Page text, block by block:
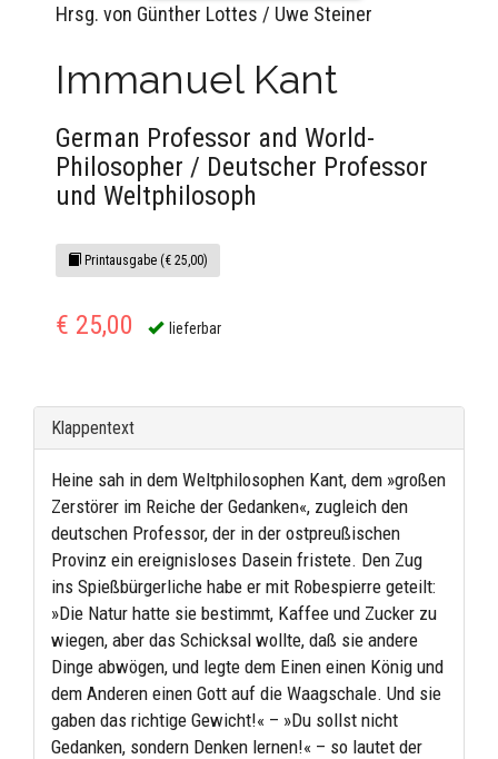
Hrsg. von Günther Lottes / Uwe Steiner
Immanuel Kant
German Professor and World-
Philosopher / Deutscher Professor
und Weltphilosoph
Printausgabe (€ 25,00)
€ 25,00 lieferbar
Klappentext
Heine sah in dem Weltphilosophen Kant, dem »großen
Zerstörer im Reiche der Gedanken«, zugleich den
deutschen Professor, der in der ostpreußischen
Provinz ein ereignisloses Dasein fristete. Den Zug
ins Spießbürgerliche habe er mit Robespierre geteilt:
»Die Natur hatte sie bestimmt, Kaffee und Zucker zu
wiegen, aber das Schicksal wollte, daß sie andere
Dinge abwögen, und legte dem Einen einen König und
dem Anderen einen Gott auf die Waagschale. Und sie
gaben das richtige Gewicht!« – »Du sollst nicht
Gedanken, sondern Denken lernen!« – so lautet der